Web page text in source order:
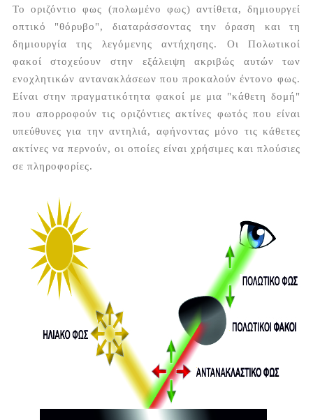
Το οριζόντιο φως (πολωμένο φως) αντίθετα, δημιουργεί
οπτικό "θόρυβο", διαταράσσοντας την όραση και τη
δημιουργία της λεγόμενης αντήχησης. Οι Πολωτικοί
φακοί στοχεύουν στην εξάλειψη ακριβώς αυτών των
ενοχλητικών αντανακλάσεων που προκαλούν έντονο φως.
Είναι στην πραγματικότητα φακοί με μια "κάθετη δομή"
που απορροφούν τις οριζόντιες ακτίνες φωτός που είναι
υπεύθυνες για την αντηλιά, αφήνοντας μόνο τις κάθετες
ακτίνες να περνούν, οι οποίες είναι χρήσιμες και πλούσιες
σε πληροφορίες.